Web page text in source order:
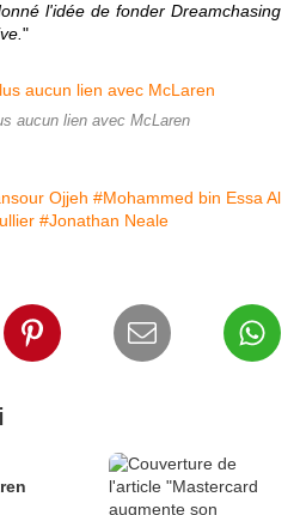
l'idée de fonder Dreamchasing
"
aucun lien avec McLaren
Ojjeh #Mohammed bin Essa Al
#Jonathan Neale